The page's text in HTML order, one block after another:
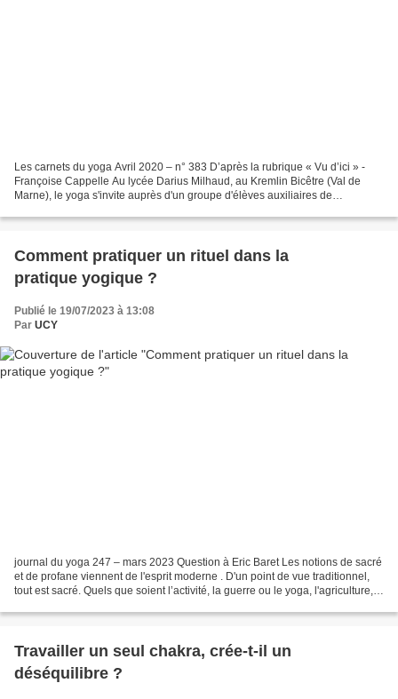
Les carnets du yoga Avril 2020 – n° 383 D’après la rubrique « Vu d’ici » -
Françoise Cappelle Au lycée Darius Milhaud, au Kremlin Bicêtre (Val de
Marne), le yoga s'invite auprès d'un groupe d'élèves auxiliaires de
Comment pratiquer un rituel dans la
pratique yogique ?
Publié le 19/07/2023 à 13:08
Par UCY
journal du yoga 247 – mars 2023 Question à Eric Baret Les notions de sacré
et de profane viennent de l'esprit moderne . D'un point de vue traditionnel,
tout est sacré. Quels que soient l’activité, la guerre ou le yoga, l'agriculture,
Travailler un seul chakra, crée-t-il un
déséquilibre ?